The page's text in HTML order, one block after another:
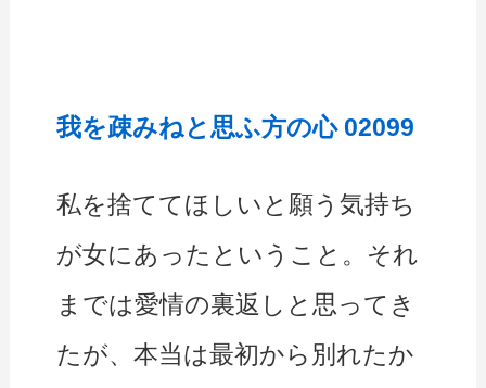
我を疎みねと思ふ方の心 02099
私を捨ててほしいと願う気持ち
が女にあったということ。それ
までは愛情の裏返しと思ってき
たが、本当は最初から別れたか